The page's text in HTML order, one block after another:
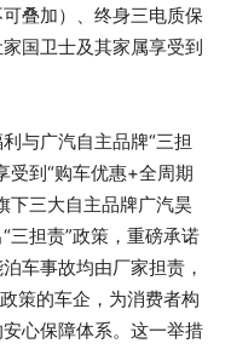
叠加）、终身三电质保
国卫士及其家属享受到
与广汽自主品牌“三担
受到“购车优惠+全周期
下三大自主品牌广汽昊
三担责”政策，重磅承诺
车事故均由厂家担责，
策的车企，为消费者构
心保障体系。这一举措